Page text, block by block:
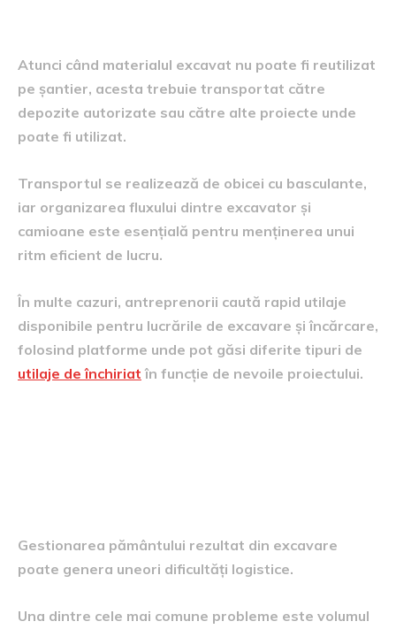
Atunci când materialul excavat nu poate fi reutilizat
pe șantier, acesta trebuie transportat către
depozite autorizate sau către alte proiecte unde
poate fi utilizat.
Transportul se realizează de obicei cu basculante,
iar organizarea fluxului dintre excavator și
camioane este esențială pentru menținerea unui
ritm eficient de lucru.
În multe cazuri, antreprenorii caută rapid utilaje
disponibile pentru lucrările de excavare și încărcare,
folosind platforme unde pot găsi diferite tipuri de
utilaje de închiriat în funcție de nevoile proiectului.
Gestionarea pământului rezultat din excavare
poate genera uneori dificultăți logistice.
Una dintre cele mai comune probleme este volumul